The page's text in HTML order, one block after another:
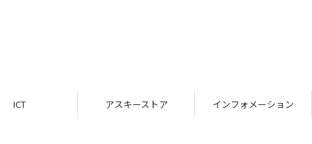
ICT アスキーストア インフォメーション